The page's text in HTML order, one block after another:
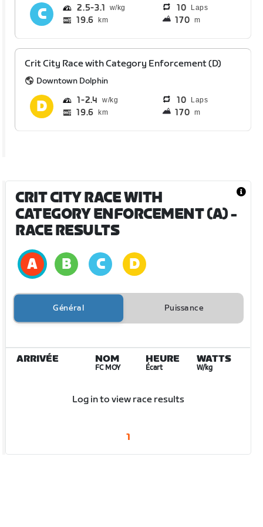
2.5 3.1 10 Laps
19.6 km 170 m
Crit City Race with Category Enforcement (D)
Downtown Dolphin
1 2.4 10 Laps
19.6 km 170 m
CRIT CITY RACE WITH
CATEGORY ENFORCEMENT (A)-
RACE RESULTS
Général Puissance
ARRIVÉE NOM
FC MOY
HEURE
Écart
WATTS
W/kg
Log in to view race results
1